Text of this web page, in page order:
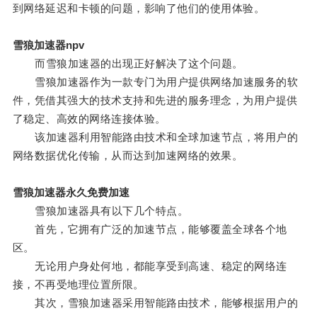
到网络延迟和卡顿的问题，影响了他们的使用体验。
雪狼加速器npv
而雪狼加速器的出现正好解决了这个问题。
雪狼加速器作为一款专门为用户提供网络加速服务的软
件，凭借其强大的技术支持和先进的服务理念，为用户提供
了稳定、高效的网络连接体验。
该加速器利用智能路由技术和全球加速节点，将用户的
网络数据优化传输，从而达到加速网络的效果。
雪狼加速器永久免费加速
雪狼加速器具有以下几个特点。
首先，它拥有广泛的加速节点，能够覆盖全球各个地
区。
无论用户身处何地，都能享受到高速、稳定的网络连
接，不再受地理位置所限。
其次，雪狼加速器采用智能路由技术，能够根据用户的